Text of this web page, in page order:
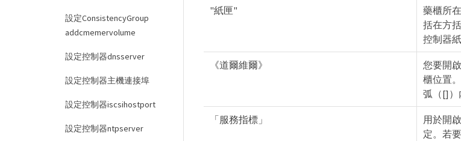
設定ConsistencyGroup
addcmemervolume
設定控制器dnsserver
設定控制器主機連接埠
設定控制器iscsihostport
設定控制器ntpserver
"紙匣"
藥櫃所
括在方
控制器
《道爾維爾》
您要開
櫃位置
弧（[]）
「服務指標」
用於開
定。若